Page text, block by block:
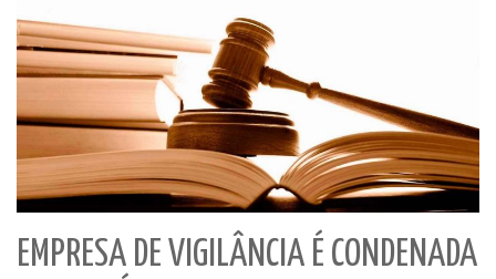
EMPRESA DE VIGILÂNCIA É CONDENADA